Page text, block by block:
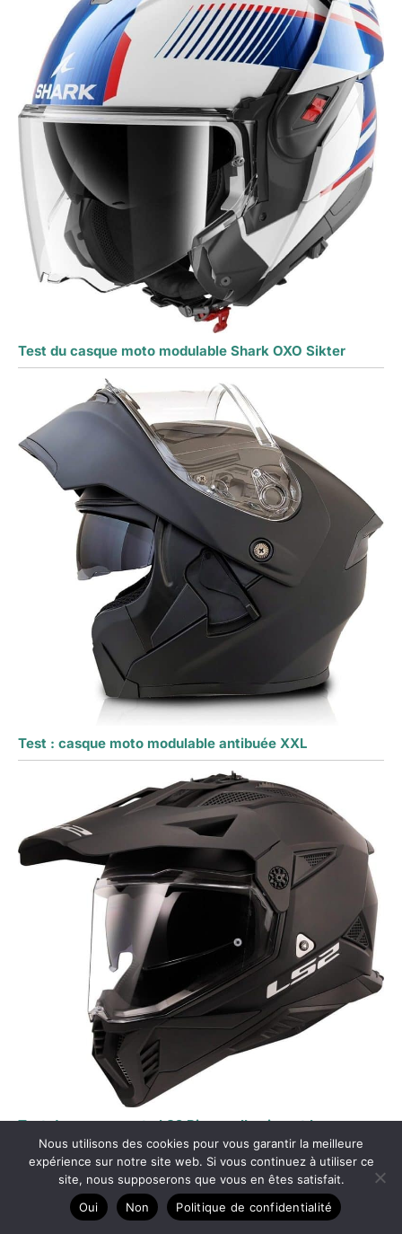
Test du casque moto modulable Shark OXO Sikter
Test : casque moto modulable antibuée XXL
Test du casque moto LS2 Pioneer II noir mat L
Nous utilisons des cookies pour vous garantir la meilleure
expérience sur notre site web. Si vous continuez à utiliser ce
site, nous supposerons que vous en êtes satisfait.
Oui
Non Politique de confidentialité